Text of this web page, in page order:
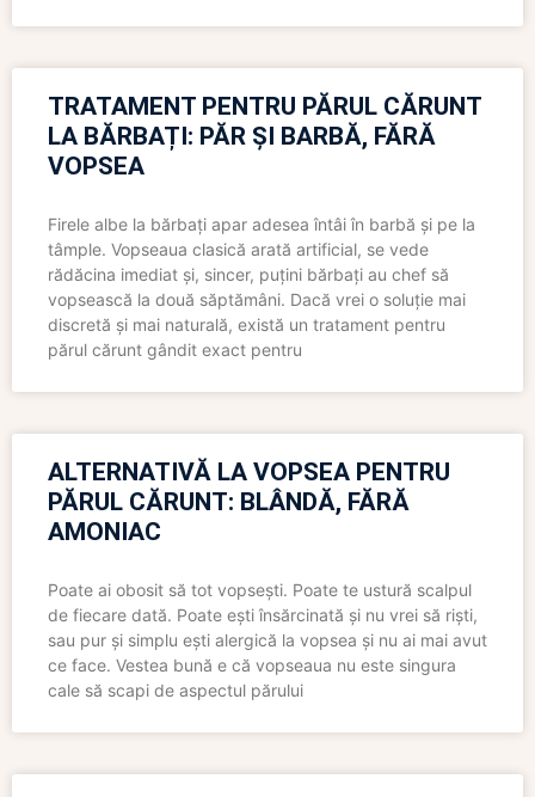
TRATAMENT PENTRU PĂRUL CĂRUNT
LA BĂRBAȚI: PĂR ȘI BARBĂ, FĂRĂ
VOPSEA
Firele albe la bărbați apar adesea întâi în barbă și pe la
tâmple. Vopseaua clasică arată artificial, se vede
rădăcina imediat și, sincer, puțini bărbați au chef să
vopsească la două săptămâni. Dacă vrei o soluție mai
discretă și mai naturală, există un tratament pentru
părul cărunt gândit exact pentru
ALTERNATIVĂ LA VOPSEA PENTRU
PĂRUL CĂRUNT: BLÂNDĂ, FĂRĂ
AMONIAC
Poate ai obosit să tot vopsești. Poate te ustură scalpul
de fiecare dată. Poate ești însărcinată și nu vrei să riști,
sau pur și simplu ești alergică la vopsea și nu ai mai avut
ce face. Vestea bună e că vopseaua nu este singura
cale să scapi de aspectul părului